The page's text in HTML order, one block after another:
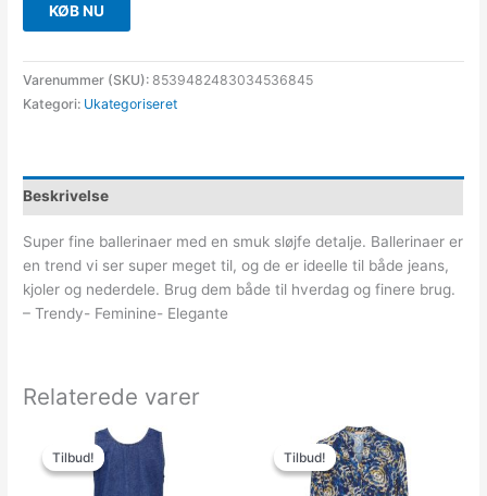
KØB NU
Varenummer (SKU):8539482483034536845
Kategori: Ukategoriseret
Beskrivelse
Super fine ballerinaer med en smuk sløjfe detalje. Ballerinaer er
en trend vi ser super meget til, og de er ideelle til både jeans,
kjoler og nederdele. Brug dem både til hverdag og finere brug.
– Trendy- Feminine- Elegante
Relaterede varer
Tilbud!
Tilbud!
Den
oprindelige
pris
var:
Den
aktuelle
pris
er:
Tilbud!
Tilbud!
Den
oprindelige
pris
var:
Den
aktuelle
pris
er: